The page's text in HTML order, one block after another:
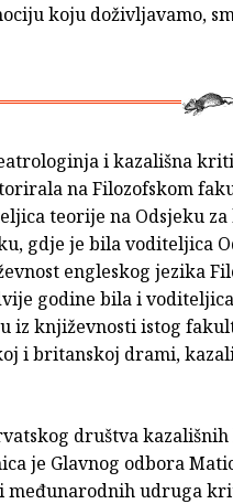
koju doživljavamo,
i kazališna
na Filozofskom
teorije na Odsjeku
gdje je bila voditeljica
engleskog jezika
godine bila i
iz književnosti istog
i britanskoj drami,
društva
je Glavnog odbora
udruga